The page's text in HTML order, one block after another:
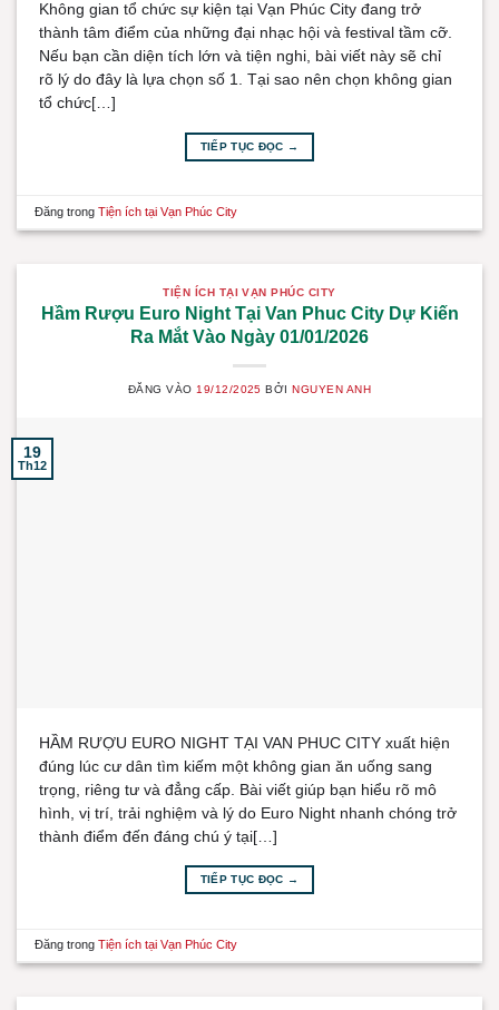
Không gian tổ chức sự kiện tại Vạn Phúc City đang trở
thành tâm điểm của những đại nhạc hội và festival tầm cỡ.
Nếu bạn cần diện tích lớn và tiện nghi, bài viết này sẽ chỉ
rõ lý do đây là lựa chọn số 1. Tại sao nên chọn không gian
tổ chức[…]
TIẾP TỤC ĐỌC →
Đăng trongTiện ích tại Vạn Phúc City
TIỆN ÍCH TẠI VẠN PHÚC CITY
Hầm Rượu Euro Night Tại Van Phuc City Dự Kiến
Ra Mắt Vào Ngày 01/01/2026
ĐĂNG VÀO 19/12/2025 BỞINGUYEN ANH
19
Th12
HẦM RƯỢU EURO NIGHT TẠI VAN PHUC CITY xuất hiện
đúng lúc cư dân tìm kiếm một không gian ăn uống sang
trọng, riêng tư và đẳng cấp. Bài viết giúp bạn hiểu rõ mô
hình, vị trí, trải nghiệm và lý do Euro Night nhanh chóng trở
thành điểm đến đáng chú ý tại[…]
TIẾP TỤC ĐỌC →
Đăng trongTiện ích tại Vạn Phúc City